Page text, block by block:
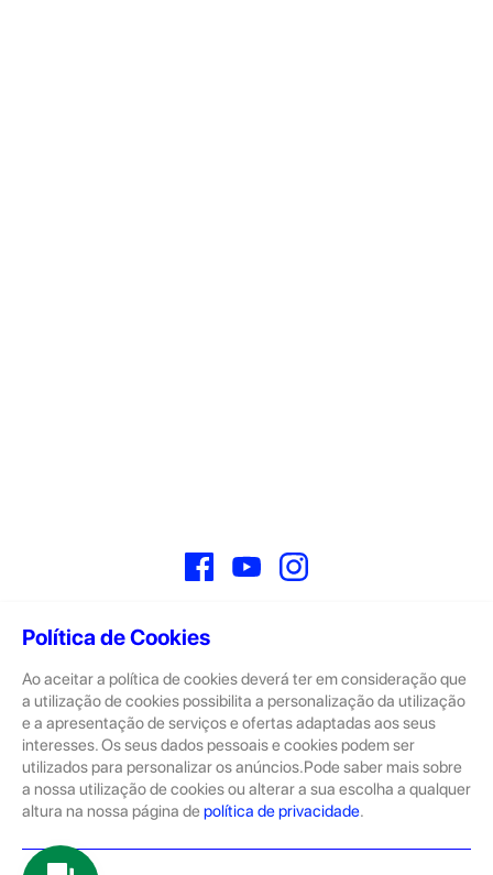
Política de Cookies
Ao aceitar a política de cookies deverá ter em consideração que
a utilização de cookies possibilita a personalização da utilização
e a apresentação de serviços e ofertas adaptadas aos seus
interesses. Os seus dados pessoais e cookies podem ser
utilizados para personalizar os anúncios.Pode saber mais sobre
a nossa utilização de cookies ou alterar a sua escolha a qualquer
altura na nossa página de política de privacidade.
FacebookYouTube
Sobre
A GeekStore é a tua loja de produtos seminovos e novos Apple.
Tratam-se de dispositivos com pouco uso, exposição de loja ou
Novos.
Os seminovos são sempre sujeitos a uma inspeção rigorosa
pelas equipas técnicas que connosco trabalham.
Produtos e Serviços